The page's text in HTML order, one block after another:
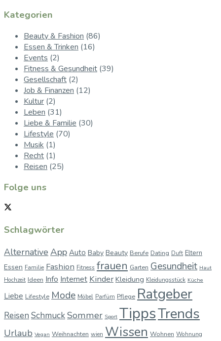
Kategorien
Beauty & Fashion (86)
Essen & Trinken (16)
Events (2)
Fitness & Gesundheit (39)
Gesellschaft (2)
Job & Finanzen (12)
Kultur (2)
Leben (31)
Liebe & Familie (30)
Lifestyle (70)
Musik (1)
Recht (1)
Reisen (25)
Folge uns
Schlagwörter
Alternative App Auto Baby Beauty Berufe Dating Duft Eltern
Essen Familie Fashion Fitness frauen Garten Gesundheit Haut
Hochzeit Ideen Info Internet Kinder Kleidung Kleidungsstück Küche
Liebe Lifestyle Mode Möbel Parfüm Pflege Ratgeber
Reisen SchmuckSommer Sport TippsTrends
Urlaub Vegan Weihnachten wien Wissen Wohnen Wohnung